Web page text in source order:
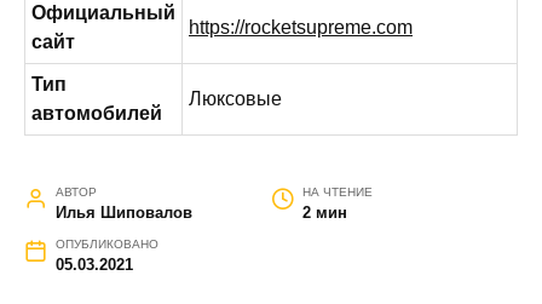
Официальный
сайт
https://rocketsupreme.com
Тип
автомобилей
Люксовые
АВТОР
Илья Шиповалов
НА ЧТЕНИЕ
2 мин
ОПУБЛИКОВАНО
05.03.2021